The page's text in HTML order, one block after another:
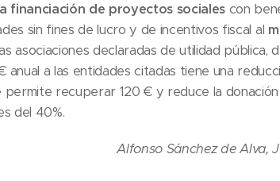
financiación de proyectos sociales con
sin fines de lucro y de incentivos fiscal al
asociaciones declaradas de utilidad pública,
a las entidades citadas tiene una
permite recuperar 120 € y reduce la
del 40%.
Alfonso Sánchez de Alva,